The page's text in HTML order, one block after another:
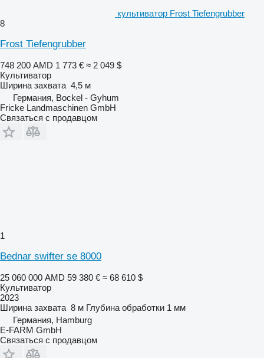
культиватор Frost Tiefengrubber
8
Frost Tiefengrubber
748 200 AMD 1 773 € ≈ 2 049 $
Культиватор
Ширина захвата 4,5 м
Германия, Bockel - Gyhum
Fricke Landmaschinen GmbH
Связаться с продавцом
1
Bednar swifter se 8000
25 060 000 AMD 59 380 € ≈ 68 610 $
Культиватор
2023
Ширина захвата 8 м Глубина обработки 1 мм
Германия, Hamburg
E-FARM GmbH
Связаться с продавцом